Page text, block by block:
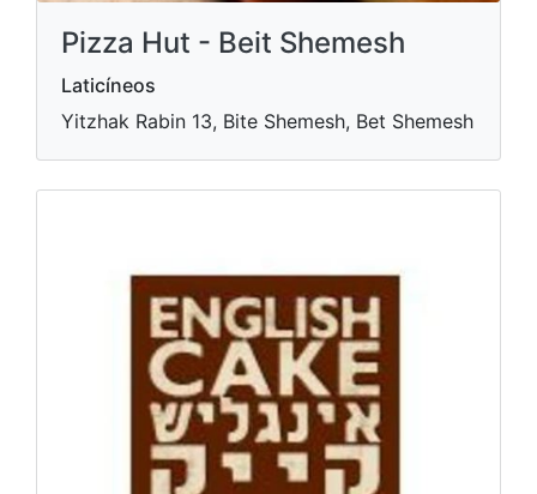
Pizza Hut - Beit Shemesh
Laticíneos
Yitzhak Rabin 13, Bite Shemesh, Bet Shemesh